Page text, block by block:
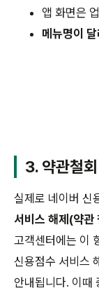
앱 화면은
메뉴명이
3. 약관철
실제로 네이버 신
서비스 해제(약관
고객센터에는 이
신용점수 서비스
안내됩니다. 이때